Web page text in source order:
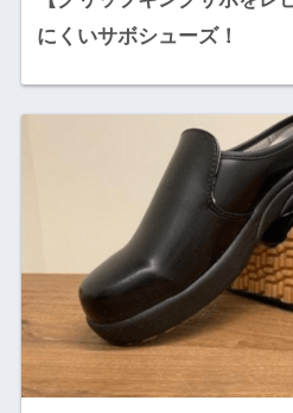
にくいサボシューズ！